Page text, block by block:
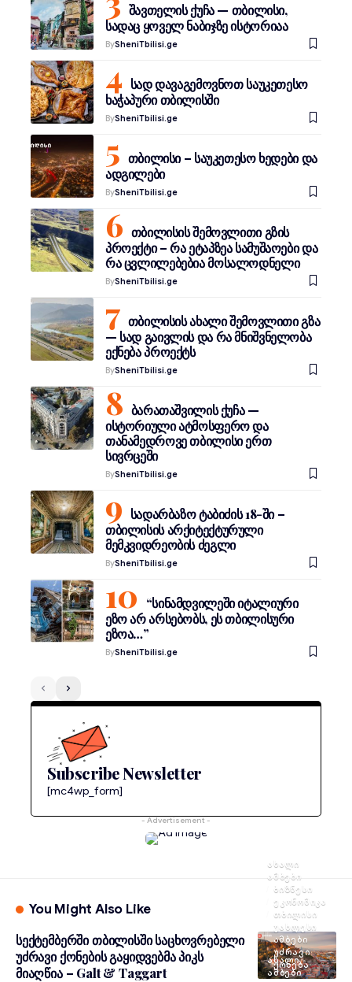
შავთელის ქუჩა — თბილისი,
სადაც ყოველ ნაბიჯზე ისტორიაა
BySheniTbilisi.ge
სად დავაგემოვნოთ საუკეთესო
ხაჭაპური თბილისში
BySheniTbilisi.ge
თბილისი – საუკეთესო ხედები და
ადგილები
BySheniTbilisi.ge
თბილისის შემოვლითი გზის
პროექტი – რა ეტაპზეა სამუშაოები და
რა ცვლილებებია მოსალოდნელი
BySheniTbilisi.ge
თბილისის ახალი შემოვლითი გზა
— სად გაივლის და რა მნიშვნელობა
ექნება პროექტს
BySheniTbilisi.ge
ბარათაშვილის ქუჩა —
ისტორიული ატმოსფერო და
თანამედროვე თბილისი ერთ
სივრცეში
BySheniTbilisi.ge
სადარბაზო ტაბიძის 18-ში –
თბილისის არქიტექტურული
მემკვიდრეობის ძეგლი
BySheniTbilisi.ge
“სინამდვილეში იტალიური
ეზო არ არსებობს, ეს თბილისური
ეზოა…”
BySheniTbilisi.ge
Subscribe Newsletter
[mc4wp_form]
- Advertisement -
You Might Also Like
ᲐᲮᲐᲚᲘ
ᲐᲛᲑᲔᲑᲘ
ᲑᲘᲖᲜᲔᲡᲘ
ᲔᲙᲝᲜᲝᲛᲘᲙᲐ
ᲗᲑᲘᲚᲘᲡᲘ
ᲣᲐᲮᲚᲔᲡᲘ
ᲐᲛᲑᲔᲑᲘ
ᲣᲫᲠᲐᲕᲘ
ᲥᲝᲜᲔᲑᲐ
სექტემბერში თბილისში საცხოვრებელი
უძრავი ქონების გაყიდვებმა პიკს
მიაღწია – Galt & Taggart
ᲐᲮᲐᲚᲘ
ᲐᲛᲑᲔᲑᲘ